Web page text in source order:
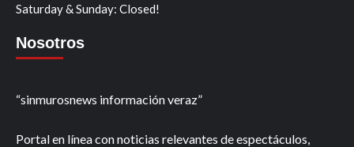
Saturday & Sunday: Closed!
Nosotros
“sinmurosnews información veraz”
Portal en línea con noticias relevantes de espectáculos,